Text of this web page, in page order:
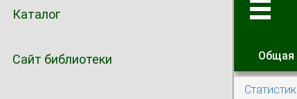
Каталог
Сайт библиотеки Общая